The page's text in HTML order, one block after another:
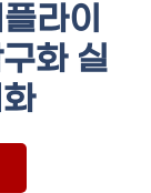
라이
화 실